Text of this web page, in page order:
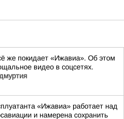
же покидает «Ижавиа». Об этом
видео в соцсетях.
«Ижавиа» работает над
и намерена сохранить